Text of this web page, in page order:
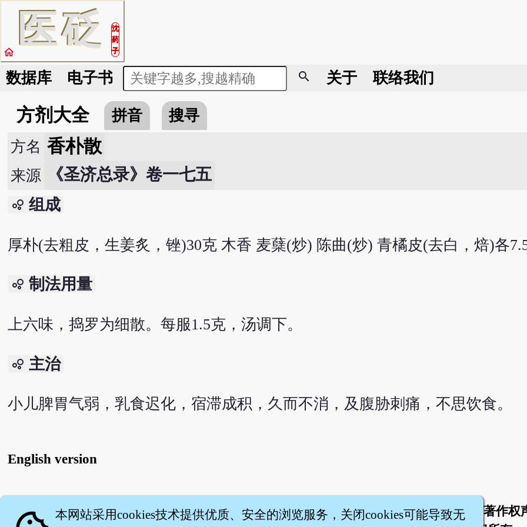
医砭
沈
药
子
home
数据库 电子书 search 关于 联络我们
方剂大全 拼音
搜寻
方名 香朴散
来源 《圣济总录》卷一七五
bubble_chart 组成
厚朴(去粗皮，生姜炙，锉)30克 木香 麦蘖(炒) 陈曲(炒) 青橘皮(去白，焙)各
bubble_chart 制法用量
上六味，捣罗为细散。每服1.5克，汤调下。
bubble_chart 主治
小儿脾胃气弱，乳食迟化，宿滞成积，久而不消，及腹胁刺痛，不思饮食。
English version
关于 | 联络我们 服务条款 隐私权条款
著作权
本网站采用cookies技术提供优质、安全的浏览服务，关闭cookies可能导致无